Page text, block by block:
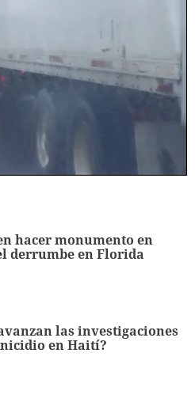
hacer monumento en
derrumbe en Florida
las investigaciones
en Haití?